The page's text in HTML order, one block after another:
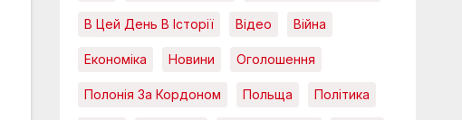
В Цей День В Історії Відео Війна
Економіка Новини Оголошення
Полонія За Кордоном Польща Політика